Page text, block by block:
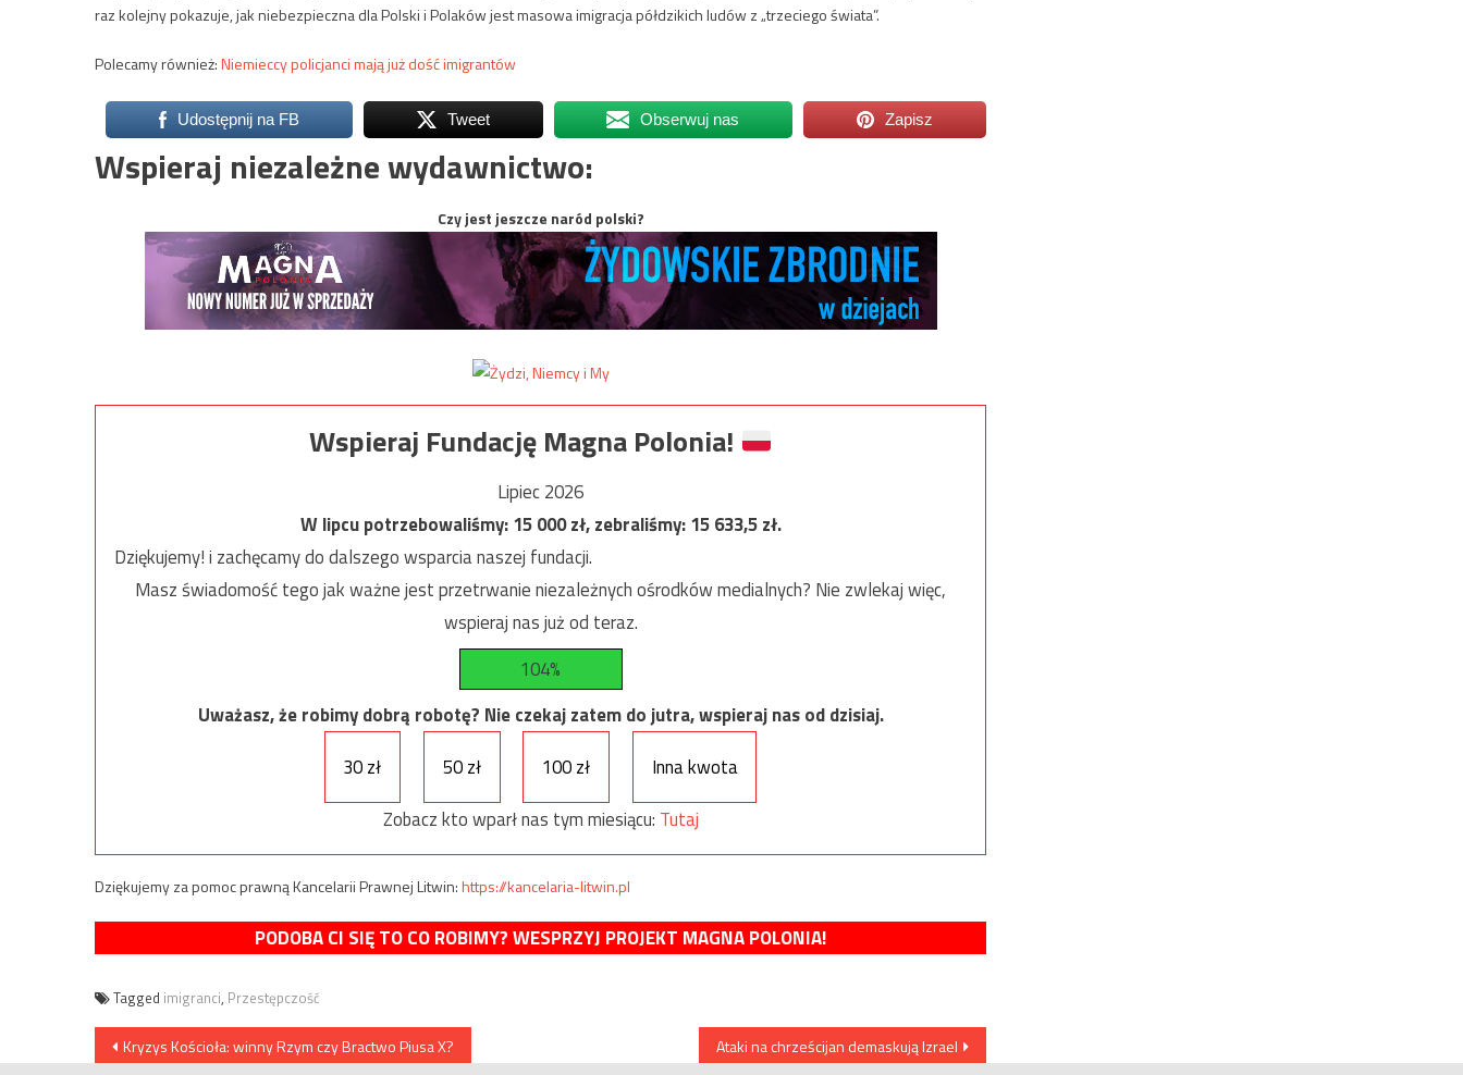
raz kolejny pokazuje, jak niebezpieczna dla Polski i Polaków jest masowa imigracja półdzikich ludów z „trzeciego świata”.
Polecamy również:Niemieccy policjanci mają już dość imigrantów
Udostępnij na FB Tweet Obserwuj nas Zapisz
Wspieraj niezależne wydawnictwo:
Czy jest jeszcze naród polski?
Wspieraj Fundację Magna Polonia!
Lipiec 2026
W lipcu potrzebowaliśmy:15 000zł, zebraliśmy:15 633,5zł.
Dziękujemy! i zachęcamy do dalszego wsparcia naszej fundacji.
Masz świadomość tego jak ważne jest przetrwanie niezależnych ośrodków medialnych? Nie zwlekaj więc,
wspieraj nas już od teraz.
104%
Uważasz, że robimy dobrą robotę? Nie czekaj zatem do jutra, wspieraj nas od dzisiaj.
30 zł
50 zł 100 zł
Inna kwota
Zobacz kto wparł nas tym miesiącu: Tutaj
Dziękujemy za pomoc prawną Kancelarii Prawnej Litwin:https://kancelaria-litwin.pl
PODOBA CI SIĘ TO CO ROBIMY? WESPRZYJ PROJEKT MAGNA POLONIA!
Tagged imigranci, Przestępczość
Nawigacja
Kryzys Kościoła: winny Rzym czy Bractwo Piusa X? Ataki na chrześcijan demaskują Izrael